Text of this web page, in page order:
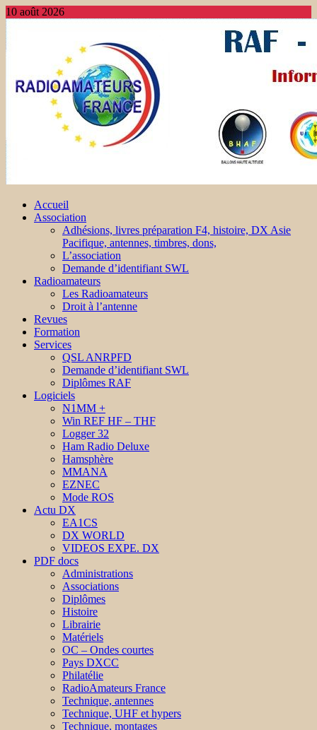
10 août 2026
Accueil
Association
Adhésions, livres préparation F4, histoire, DX Asie
Pacifique, antennes, timbres, dons,
L’association
Demande d’identifiant SWL
Radioamateurs
Les Radioamateurs
Droit à l’antenne
Revues
Formation
Services
QSL ANRPFD
Demande d’identifiant SWL
Diplômes RAF
Logiciels
N1MM +
Win REF HF – THF
Logger 32
Ham Radio Deluxe
Hamsphère
MMANA
EZNEC
Mode ROS
Actu DX
EA1CS
DX WORLD
VIDEOS EXPE. DX
PDF docs
Administrations
Associations
Diplômes
Histoire
Librairie
Matériels
OC – Ondes courtes
Pays DXCC
Philatélie
RadioAmateurs France
Technique, antennes
Technique, UHF et hypers
Technique, montages